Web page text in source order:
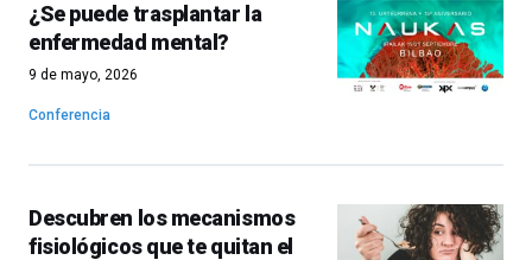
¿Se puede trasplantar la
enfermedad mental?
9 de mayo, 2026
Conferencia
Descubren los mecanismos
fisiológicos que te quitan el